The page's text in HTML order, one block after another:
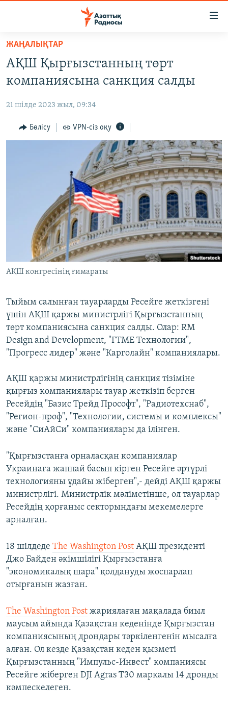
Skip
main
content
to
Navigation
Skip
САЯСАТ
ҚАҢТАР ОҚИҒАСЫ
АДАМ ҚҰҚЫҚТАРЫ
АРНАЙЫ ЖОБАЛАР
ЖАЗЫЛЫҢЫЗ
ЖАҢАЛЫҚТАР
АҚШ Қырғызстанның төрт
компаниясына санкция салды
21 шілде 2023 жыл, 09:34
Бөлісу VPN-сіз оқу
АҚШ конгресінің ғимараты
Тыйым салынған тауарларды Ресейге жеткізгені
үшін АҚШ қаржы министрлігі Қырғызстанның
төрт компаниясына санкция салды. Олар: RM
Design and Development, "ГТМЕ Технологии",
"Прогресс лидер" және "Карголайн" компаниялары.
АҚШ қаржы министрлігінің санкция тізіміне
қырғыз компаниялары тауар жеткізіп берген
Ресейдің "Базис Трейд Прософт", "Радиотехснаб",
"Регион-проф", "Технологии, системы и комплексы"
және "СиАйСи" компаниялары да ілінген.
"Қырғызстанға орналасқан компаниялар
Украинаға жаппай басып кірген Ресейге әртүрлі
технологияны ұдайы жіберген",- дейді АҚШ қаржы
министрлігі. Министрлік мәліметінше, ол тауарлар
Ресейдің қорғаныс секторындағы мекемелерге
арналған.
18 шілдеде The Washington Post АҚШ президенті
Джо Байден әкімшілігі Қырғызстанға
"экономикалық шара" қолдануды жоспарлап
отырғанын жазған.
The Washington Post жариялаған мақалада биыл
маусым айында Қазақстан кеденінде Қырғызстан
компаниясының дрондары тәркіленгенін мысалға
алған. Ол кезде Қазақстан кеден қызметі
Қырғызстанның "Импульс-Инвест" компаниясы
Ресейге жіберген DJI Agras T30 маркалы 14 дронды
кәмпескелеген.